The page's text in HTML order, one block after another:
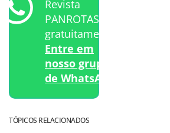
Revista
PANROTAS
gratuitamente?
Entre em
nosso grupo
de WhatsApp.
TÓPICOS RELACIONADOS